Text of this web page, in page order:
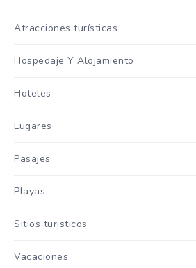
Atracciones turísticas
Hospedaje Y Alojamiento
Hoteles
Lugares
Pasajes
Playas
Sitios turisticos
Vacaciones